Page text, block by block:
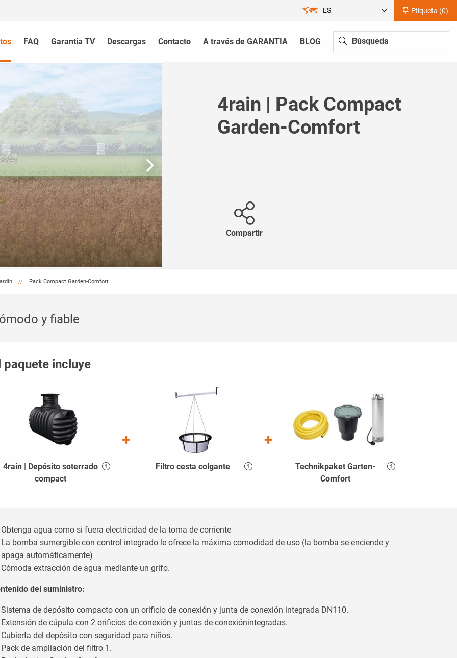
Etiqueta (0)
ES
FAQ Garantia TV Descargas Contacto A través de GARANTIA BLOG
4rain | Pack Compact
Garden-Comfort
Compartir
Pack Compact Garden-Comfort
y fiable
paquete incluye
4rain | Depósito soterrado
compact
Filtro cesta colgante
Technikpaket Garten-
Comfort
Obtenga agua como si fuera electricidad de la toma de corriente
La bomba sumergible con control integrado le ofrece la máxima comodidad de uso (la bomba se enciende y
apaga automáticamente)
Cómoda extracción de agua mediante un grifo.
del suministro:
Sistema de depósito compacto con un orificio de conexión y junta de conexión integrada DN110.
Extensión de cúpula con 2 orificios de conexión y juntas de conexiónintegradas.
Cubierta del depósito con seguridad para niños.
Pack de ampliación del filtro 1.